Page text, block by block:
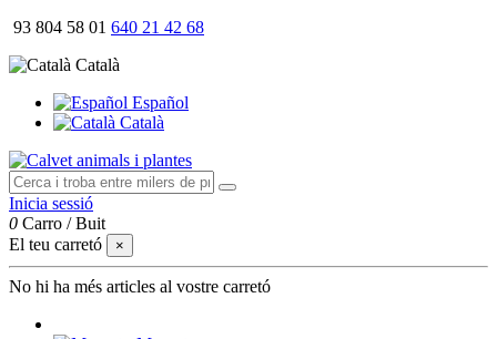
93 804 58 01 640 21 42 68
Català
Español
Català
Inicia sessió
0 Carro /Buit
El teu carretó
×
No hi ha més articles al vostre carretó